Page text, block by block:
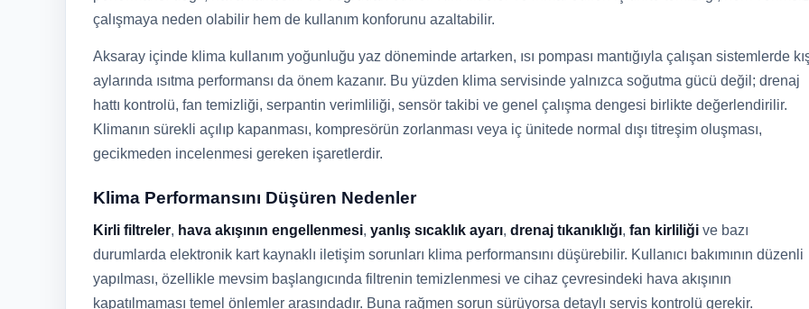
çalışmaya neden olabilir hem de kullanım konforunu azaltabilir.
Aksaray içinde klima kullanım yoğunluğu yaz döneminde artarken, ısı pompası mantığıyla çalışan sistemlerde
aylarında ısıtma performansı da önem kazanır. Bu yüzden klima servisinde yalnızca soğutma gücü değil; drenaj
hattı kontrolü, fan temizliği, serpantin verimliliği, sensör takibi ve genel çalışma dengesi birlikte değerlendirilir.
Klimanın sürekli açılıp kapanması, kompresörün zorlanması veya iç ünitede normal dışı titreşim oluşması,
gecikmeden incelenmesi gereken işaretlerdir.
Klima Performansını Düşüren Nedenler
Kirli filtreler, hava akışının engellenmesi, yanlış sıcaklık ayarı, drenaj tıkanıklığı, fan kirliliği ve bazı
durumlarda elektronik kart kaynaklı iletişim sorunları klima performansını düşürebilir. Kullanıcı bakımının düzenli
yapılması, özellikle mevsim başlangıcında filtrenin temizlenmesi ve cihaz çevresindeki hava akışının
kapatılmaması temel önlemler arasındadır. Buna rağmen sorun sürüyorsa detaylı servis kontrolü gerekir.